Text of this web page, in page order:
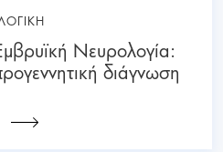
Νευρολογία:
διάγνωση